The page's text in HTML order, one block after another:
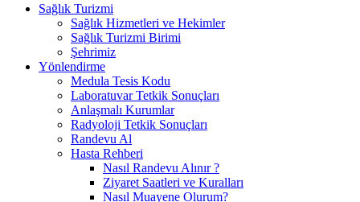
Sağlık Turizmi
Sağlık Hizmetleri ve Hekimler
Sağlık Turizmi Birimi
Şehrimiz
Yönlendirme
Medula Tesis Kodu
Laboratuvar Tetkik Sonuçları
Anlaşmalı Kurumlar
Radyoloji Tetkik Sonuçları
Randevu Al
Hasta Rehberi
Nasıl Randevu Alınır ?
Ziyaret Saatleri ve Kuralları
Nasıl Muayene Olurum?